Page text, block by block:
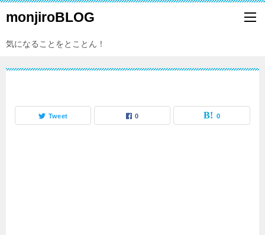
monjiroBLOG
気になることをとことん！
Tweet 0 0